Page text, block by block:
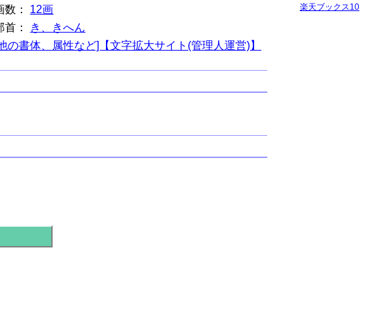
数： 12画
首： き、きへん
の書体、属性など]【文字拡大サイト(管理人運営)】
楽天ブックス10